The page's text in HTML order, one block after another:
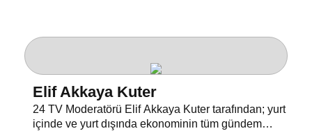
Elif Akkaya Kuter
24 TV Moderatörü Elif Akkaya Kuter tarafından; yurt
içinde ve yurt dışında ekonominin tüm gündem